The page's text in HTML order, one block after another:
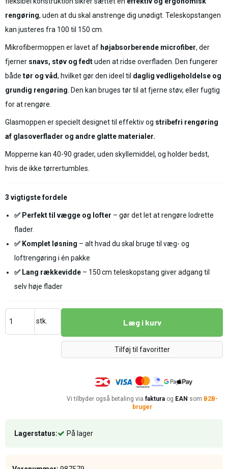
rengøring, uden at du skal anstrenge dig unødigt. Teleskopstangen
kan justeres fra 100 til 150 cm.
Mikrofibermoppen er lavet af højabsorberende microfiber, der
fjerner snavs, støv og fedtuden at ridse overfladen. Den fungerer
både tør og våd, hvilket gør den ideel til daglig vedligeholdelse og
grundig rengøring . Den kan bruges tør til at fjerne støv, eller fugtig
for at rengøre.
Glasmoppen er specielt designet til effektiv og stribefri rengøring
af glasoverflader og andre glatte materialer.
Mopperne kan 40-90 grader, uden skyllemiddel, og holder bedst,
hvis de ikke tørrertumbles.
3 vigtigste fordele
✅ Perfekt til vægge og lofter – gør det let at rengøre lodrette
flader.
✅ Komplet løsning – alt hvad du skal bruge til væg- og
loftrengøring i én pakke
✅ Lang rækkevidde– 150 cm teleskopstang giver adgang til
selv høje flader
stk. Læg i kurv
Tilføj til favoritter
Vi tilbyder også betaling via fakturaog EAN som B2B-
bruger
Lagerstatus: På lager